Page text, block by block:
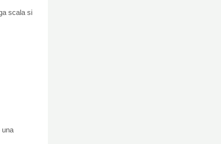
scala si
una